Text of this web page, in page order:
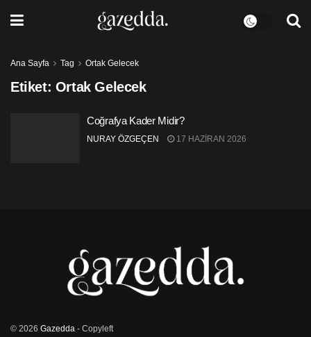
Ana Sayfa Tag Ortak Gelecek
Etiket: Ortak Gelecek
Coğrafya Kader Midir?
NURAY ÖZGEÇEN 17 HAZIRAN 2026
© 2026 Gazedda - Copyleft